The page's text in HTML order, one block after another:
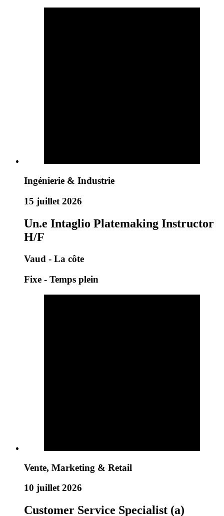
Ingénierie & Industrie
15 juillet 2026
Un.e Intaglio Platemaking Instructor
H/F
Vaud - La côte
Fixe - Temps plein
Vente, Marketing & Retail
10 juillet 2026
Customer Service Specialist (a)